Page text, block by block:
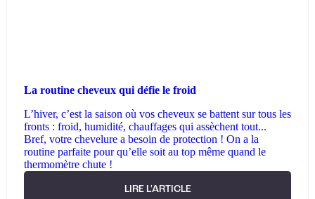
La routine cheveux qui défie le froid
L’hiver, c’est la saison où vos cheveux se battent sur tous les
fronts : froid, humidité, chauffages qui assèchent tout...
Bref, votre chevelure a besoin de protection ! On a la
routine parfaite pour qu’elle soit au top même quand le
thermomètre chute !
LIRE L'ARTICLE